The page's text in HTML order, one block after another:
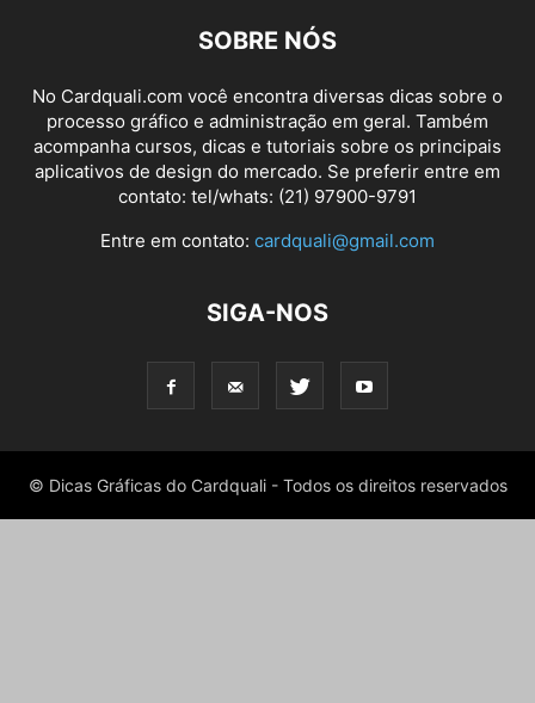
SOBRE NÓS
No Cardquali.com você encontra diversas dicas sobre o
processo gráfico e administração em geral. Também
acompanha cursos, dicas e tutoriais sobre os principais
aplicativos de design do mercado. Se preferir entre em
contato: tel/whats: (21) 97900-9791
Entre em contato: cardquali@gmail.com
SIGA-NOS
© Dicas Gráficas do Cardquali - Todos os direitos reservados